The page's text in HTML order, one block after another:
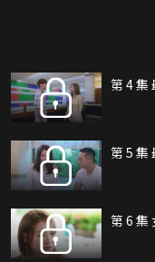
第 4 集
第 5 集
第 6 集